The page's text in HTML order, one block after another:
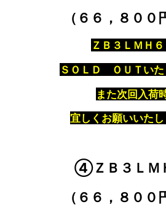
（６６，８００
ＺＢ３ＬＭＨ
ＳＯＬＤ ＯＵＴいた
また次回入荷
宜しくお願いいたし
④ＺＢ３ＬＭ
（６６，８００